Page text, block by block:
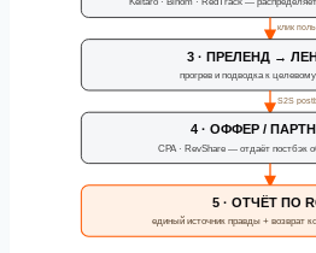
клик
3 · ПРЕЛЕНД →
прогрев и подводка к
S2S
4 · ОФФЕР /
CPA · RevShare — отдаёт постбэк
5 · ОТЧЁТ ПО
единый источник правды + возврат